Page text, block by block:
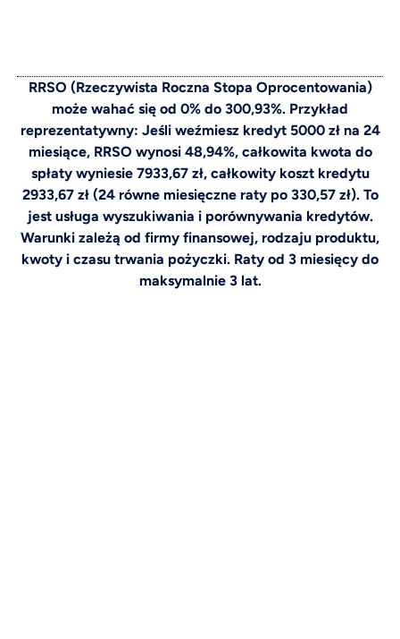
RRSO (Rzeczywista Roczna Stopa Oprocentowania)
może wahać się od 0% do 300,93%. Przykład
reprezentatywny: Jeśli weźmiesz kredyt 5000 zł na 24
miesiące, RRSO wynosi 48,94%, całkowita kwota do
spłaty wyniesie 7933,67 zł, całkowity koszt kredytu
2933,67 zł (24 równe miesięczne raty po 330,57 zł). To
jest usługa wyszukiwania i porównywania kredytów.
Warunki zależą od firmy finansowej, rodzaju produktu,
kwoty i czasu trwania pożyczki. Raty od 3 miesięcy do
maksymalnie 3 lat.